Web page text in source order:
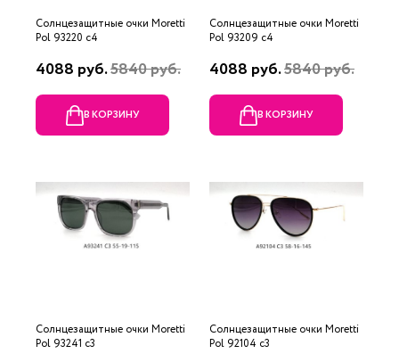
Солнцезащитные очки Moretti
Pol 93220 c4
4088 руб.5840 руб.
В КОРЗИНУ
Солнцезащитные очки Moretti
Pol 93209 c4
4088 руб.5840 руб.
В КОРЗИНУ
Солнцезащитные очки Moretti
Pol 93241 c3
Солнцезащитные очки Moretti
Pol 92104 c3